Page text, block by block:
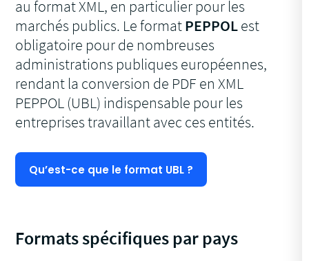
au format XML, en particulier pour les
marchés publics. Le formatPEPPOLest
obligatoire pour de nombreuses
administrations publiques européennes,
rendant la conversion de PDF en XML
PEPPOL (UBL) indispensable pour les
entreprises travaillant avec ces entités.
Qu’est-ce que le format UBL ?
Formats spécifiques par pays